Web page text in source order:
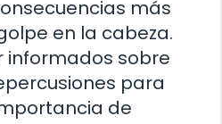
más
en la cabeza.
informados sobre
para
de